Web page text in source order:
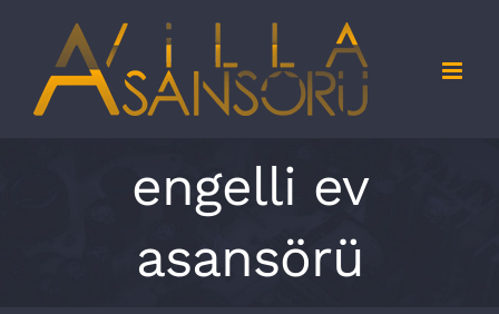
content
engelli ev
asansörü